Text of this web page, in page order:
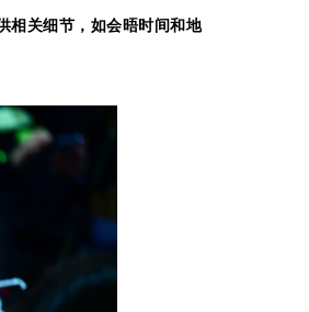
相关细节，如会晤时间和地